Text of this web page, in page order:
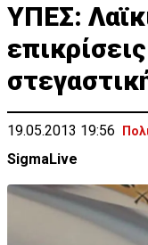
ΥΠΕΣ:
19.05.2013 19:56
SigmaLive